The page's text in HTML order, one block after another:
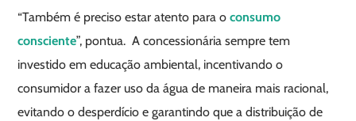
“Também é preciso estar atento para oconsumo
consciente”, pontua. A concessionária sempre tem
investido em educação ambiental, incentivando o
consumidor a fazer uso da água de maneira mais racional,
evitando o desperdício e garantindo que a distribuição de